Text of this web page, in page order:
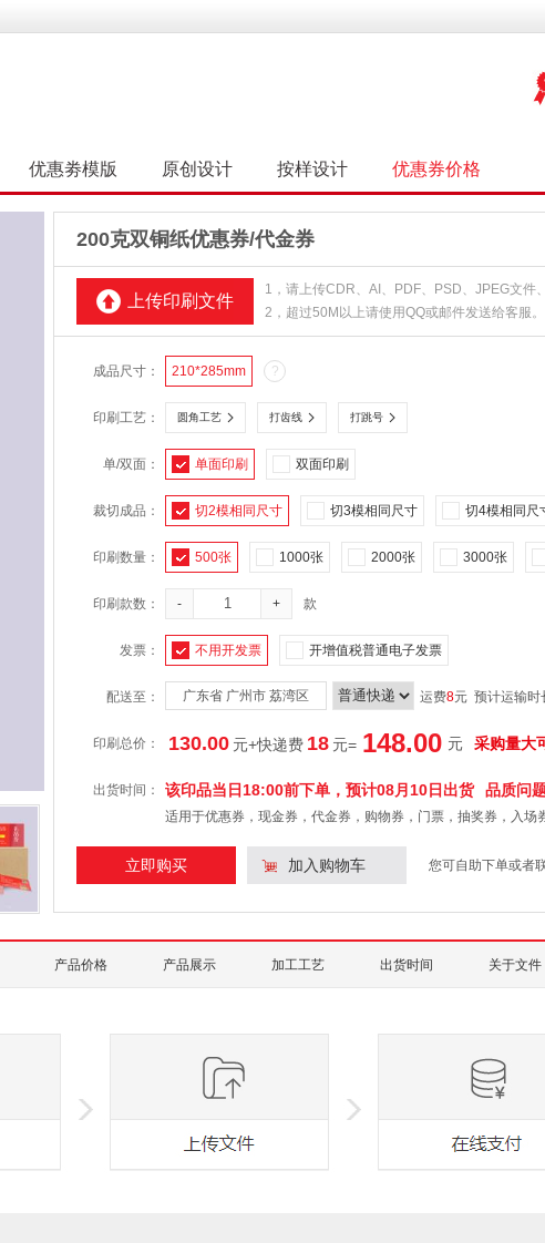
优惠劵模版 原创设计 按样设计 优惠券价格
200克双铜纸优惠券/代金券
上传印刷文件
1，请上传CDR、AI、PDF、PSD、JPEG文件
2，超过50M以上请使用QQ或邮件发送给客服。
成品尺寸： 210*285mm ?
印刷工艺： 圆角工艺 打齿线 打跳号
单/双面： 单面印刷 双面印刷
裁切成品： 切2模相同尺寸 切3模相同尺寸 切4模相同尺
印刷数量： 500张 1000张 2000张 3000张
印刷款数： - + 款
发票： 不用开发票 开增值税普通电子发票
配送至： 广东省 广州市 荔湾区 运费8元 预计运输时
印刷总价： 130.00 元+快递费 18 元= 148.00 元 采购量大
出货时间： 该印品当日18:00前下单，预计08月10日 出货 品质问
适用于优惠券，现金券，代金券，购物券，门票，抽奖券，入场
立即购买 加入购物车 您可自助下单或者
产品价格 产品展示 加工工艺 出货时间 关于文件